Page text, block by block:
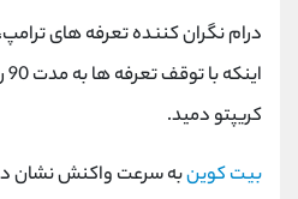
درام نگران کننده تعرفه های ترامپ،
کریپتو دمید.
بیت کوین
تلفن
اینستاگرام
کانال تلگرام